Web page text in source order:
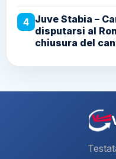
4 Juve Stabia –
disputarsi al
chiusura del